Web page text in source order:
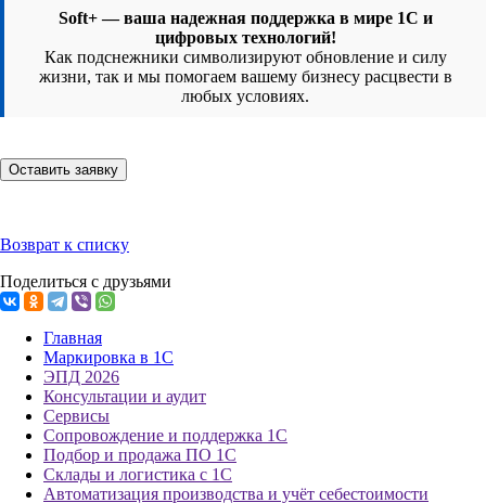
Soft+ — ваша надежная поддержка в мире 1С и
цифровых технологий!
Как подснежники символизируют обновление и силу
жизни, так и мы помогаем вашему бизнесу расцвести в
любых условиях.
Оставить заявку
Возврат к списку
Поделиться с друзьями
Главная
Маркировка в 1С
ЭПД 2026
Консультации и аудит
Сервисы
Сопровождение и поддержка 1С
Подбор и продажа ПО 1С
Склады и логистика с 1С
Автоматизация производства и учёт себестоимости